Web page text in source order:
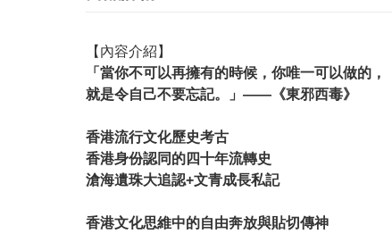
【內容介紹】
「當你不可以再擁有的時候，你唯一可以做的，
就是令自己不要忘記。」——《東邪西毒》
香港流行文化歷史考古
香港身份認同的四十年流轉史
滄海遺珠大追認+文青成長私記
香港文化思維中的自由奔放與貼切傳神